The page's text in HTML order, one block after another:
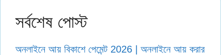
সর্বশেষ পোস্ট
অনলাইনে আয় বিকাশে পেমেন্ট 2026 | অনলাইনে আয় করার